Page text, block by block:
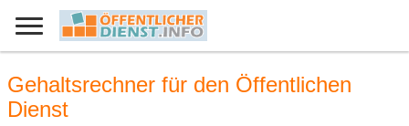
Gehaltsrechner für den Öffentlichen
Dienst